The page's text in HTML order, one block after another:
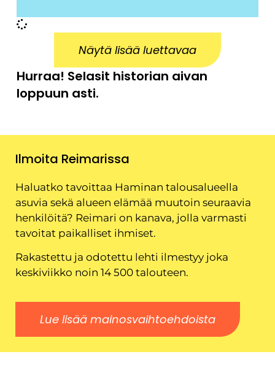
Näytä lisää luettavaa
Hurraa! Selasit historian aivan
loppuun asti.
Ilmoita Reimarissa
Haluatko tavoittaa Haminan talousalueella
asuvia sekä alueen elämää muutoin seuraavia
henkilöitä? Reimari on kanava, jolla varmasti
tavoitat paikalliset ihmiset.
Rakastettu ja odotettu lehti ilmestyy joka
keskiviikko noin 14 500 talouteen.
Lue lisää mainosvaihtoehdoista